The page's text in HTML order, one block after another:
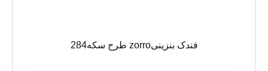
فندک بنزینیzorro طرح سکه284